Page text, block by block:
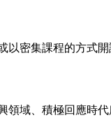
密集課程的方式開
域、積極回應時